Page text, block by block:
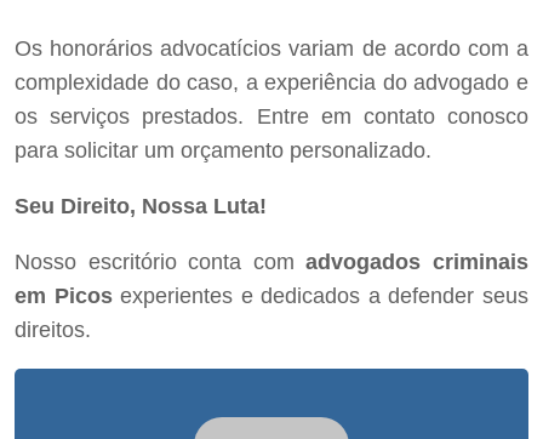
Os honorários advocatícios variam de acordo com a
complexidade do caso, a experiência do advogado e
os serviços prestados. Entre em contato conosco
para solicitar um orçamento personalizado.
Seu Direito, Nossa Luta!
Nosso escritório conta comadvogados criminais
em Picosexperientes e dedicados a defender seus
direitos.